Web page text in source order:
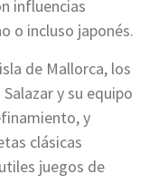
influencias
o incluso japonés.
de Mallorca, los
y su equipo
y
clásicas
juegos de